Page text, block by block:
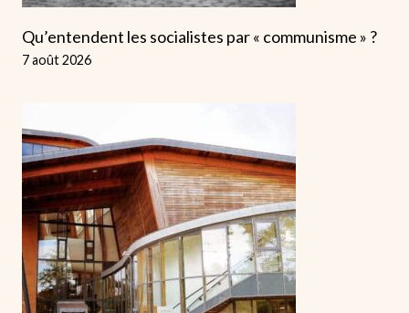
Qu’entendent les socialistes par « communisme » ?
7 août 2026